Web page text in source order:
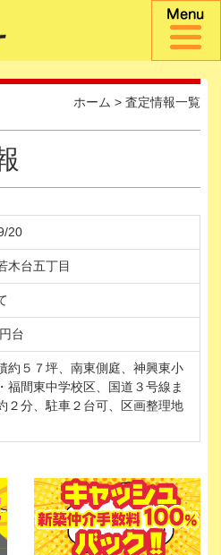
ホーム > 査定情報一覧
20
木台五丁目
台
約５７坪、南東側庭、神興東小
福間東中学校区、国道３号線ま
２分、駐車２台可、区画整理地